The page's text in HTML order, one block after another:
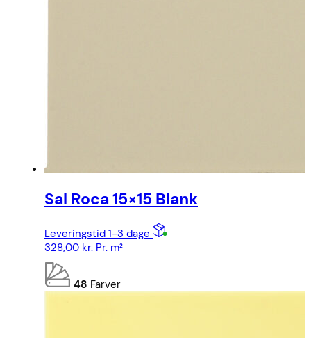
Sal Roca 15×15 Blank
Leveringstid 1-3 dage
328,00 kr. Pr. m²
48 Farver